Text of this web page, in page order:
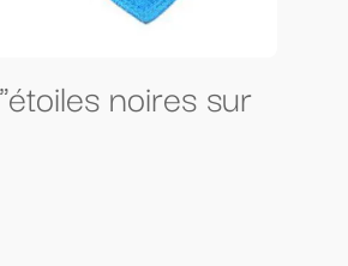
noires sur